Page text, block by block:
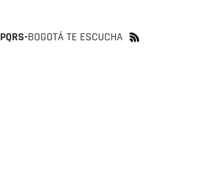
PQRS-BOGOTÁ TE ESCUCHA